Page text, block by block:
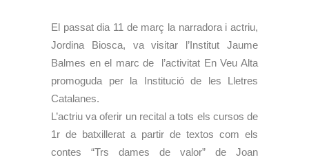
El passat dia 11 de març la narradora i actriu,
Jordina Biosca, va visitar l’Institut Jaume
Balmes en el marc de l’activitat En Veu Alta
promoguda per la Institució de les Lletres
Catalanes.
L’actriu va oferir un recital a tots els cursos de
1r de batxillerat a partir de textos com els
contes “Trs dames de valor” de Joan